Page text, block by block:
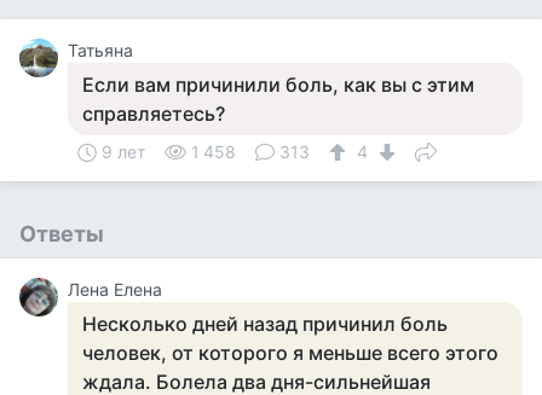
Татьяна
Если вам причинили боль, как вы с этим
справляетесь?
9 лет 1 458 313 4
Ответы
Лена Елена
Несколько дней назад причинил боль
человек, от которого я меньше всего этого
ждала. Болела два дня-сильнейшая